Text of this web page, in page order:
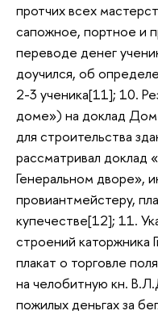
протчих всех
сапожное, портное и
переводе денег
доучился, об
2-3 ученика[11]; 10.
доме») на доклад
для строительства
рассматривал доклад
Генеральном дворе»,
провиантмейстеру,
купечестве[12]; 11.
строений каторжника
плакат о торговле
на челобитную кн.
пожилых деньгах за